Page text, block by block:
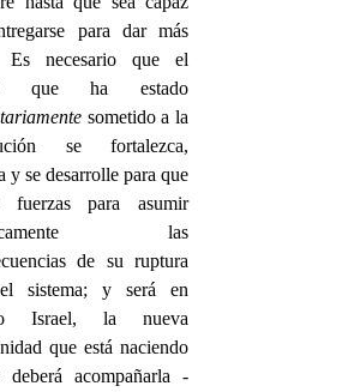
para dar más
Es necesario que el
que ha estado
sometido a la
se fortalezca,
y se desarrolle para que
fuerzas para asumir
las
de su ruptura
sistema; y será en
Israel, la nueva
que está naciendo
deberá acompañarla -